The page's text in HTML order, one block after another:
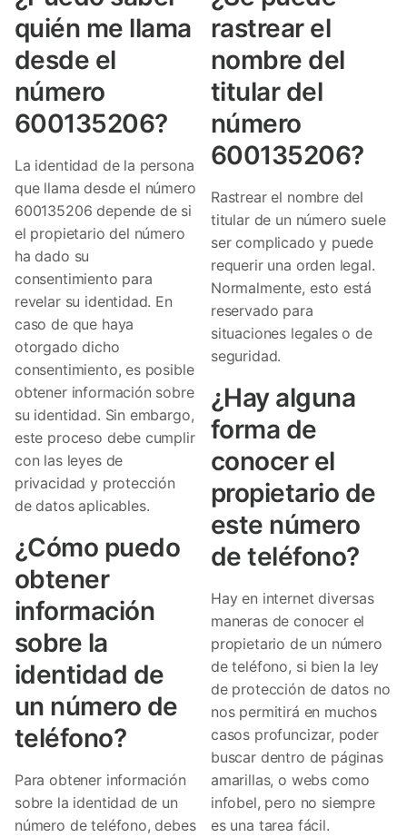
quién me llama
desde el
número
600135206?
La identidad de la persona
que llama desde el número
600135206 depende de si
el propietario del número
ha dado su
consentimiento para
revelar su identidad. En
caso de que haya
otorgado dicho
consentimiento, es posible
obtener información sobre
su identidad. Sin embargo,
este proceso debe cumplir
con las leyes de
privacidad y protección
de datos aplicables.
¿Cómo puedo
obtener
información
sobre la
identidad de
un número de
teléfono?
Para obtener información
sobre la identidad de un
número de teléfono, debes
rastrear el
nombre del
titular del
número
600135206?
Rastrear el nombre del
titular de un número suele
ser complicado y puede
requerir una orden legal.
Normalmente, esto está
reservado para
situaciones legales o de
seguridad.
¿Hay alguna
forma de
conocer el
propietario de
este número
de teléfono?
Hay en internet diversas
maneras de conocer el
propietario de un número
de teléfono, si bien la ley
de protección de datos no
nos permitirá en muchos
casos profuncizar, poder
buscar dentro de páginas
amarillas, o webs como
infobel, pero no siempre
es una tarea fácil.